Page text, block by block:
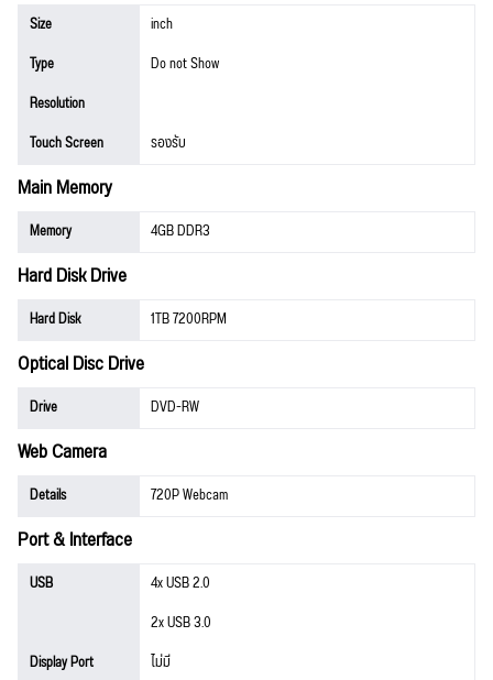
Size
inch
Type
Do not Show
Resolution
Touch Screen
รองรับ
Main Memory
Memory 4GB DDR3
Hard Disk Drive
Hard Disk 1TB 7200RPM
Optical Disc Drive
Drive DVD-RW
Web Camera
Details 720P Webcam
Port & Interface
USB
4x USB 2.0
2x USB 3.0
Display Port
ไม่มี